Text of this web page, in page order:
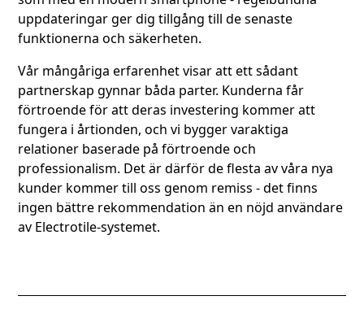
uppdateringar ger dig tillgång till de senaste
funktionerna och säkerheten.
Vår mångåriga erfarenhet visar att ett sådant
partnerskap gynnar båda parter. Kunderna får
förtroende för att deras investering kommer att
fungera i årtionden, och vi bygger varaktiga
relationer baserade på förtroende och
professionalism. Det är därför de flesta av våra nya
kunder kommer till oss genom remiss - det finns
ingen bättre rekommendation än en nöjd användare
av Electrotile-systemet.